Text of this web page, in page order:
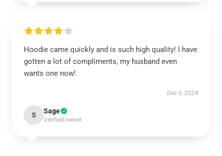
Hoodie came quickly and is such high quality! I have
gotten a lot of compliments, my husband even
wants one now!
Dec 6, 2024
S Sage
Verified owner